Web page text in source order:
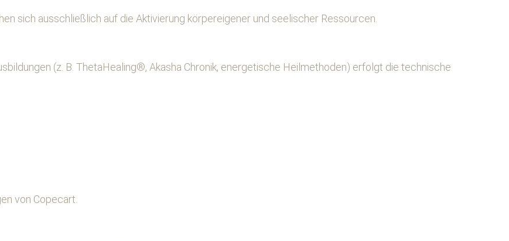
sich ausschließlich auf die Aktivierung körpereigener und seelischer Ressourcen.
(z. B. ThetaHealing®, Akasha Chronik, energetische Heilmethoden) erfolgt die technische
von Copecart.